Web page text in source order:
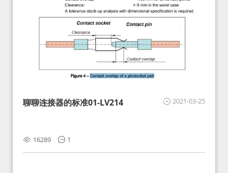
2021-03-25
聊聊连接器的标准01-LV214
16289 1